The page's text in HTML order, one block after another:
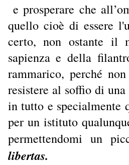
e prosperare che
quello cioè di essere
certo, non ostante il
sapienza e della
rammarico, perché
resistere al soffio di
in tutto e specialmente
per un istituto
permettendomi un
libertas.